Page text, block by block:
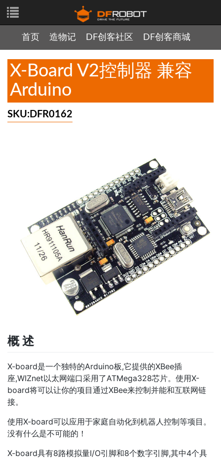
首页 造物记 DF创客社区 DF创客商城
X-Board V2控制器 兼容
Arduino
SKU:DFR0162
概 述
X-board是一个独特的Arduino板,它提供的XBee插
座,WIZnet以太网端口采用了ATMega328芯片。使用X-
board将可以让你的项目通过XBee来控制并能和互联网链
接。
使用X-board可以应用于家庭自动化到机器人控制等项目。
没有什么是不可能的！
X-board具有8路模拟量I/O引脚和8个数字引脚,其中4个具